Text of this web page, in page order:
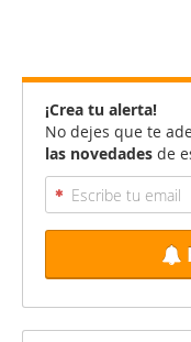
¡Crea tu alerta!
No dejes que te
las novedades de